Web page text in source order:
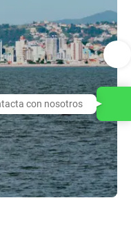
con nosotros